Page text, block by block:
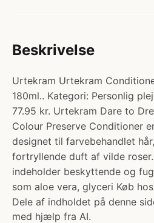
Beskrivelse
Urtekram Urtekram
180ml.. Kategori: Personlig
77.95 kr. Urtekram Dare to
Colour Preserve Conditioner
designet til farvebehandlet
fortryllende duft af vilde roser.
indeholder beskyttende og
som aloe vera, glyceri Køb
Dele af indholdet på denne
med hjælp fra AI.